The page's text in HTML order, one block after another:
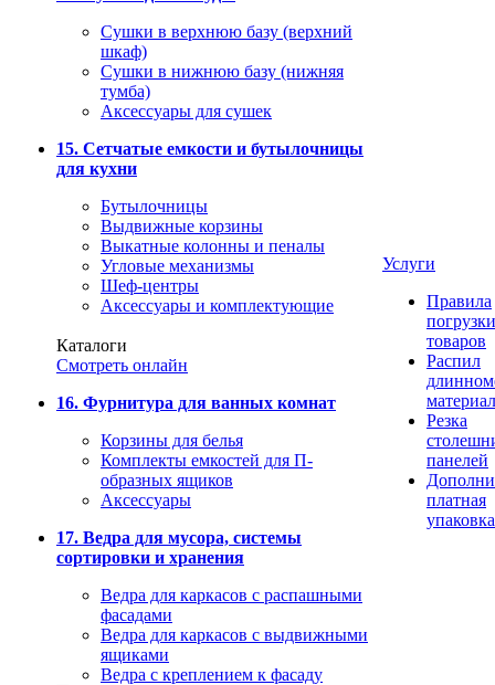
Сушки в верхнюю базу (верхний
шкаф)
Сушки в нижнюю базу (нижняя
тумба)
Аксессуары для сушек
15. Сетчатые емкости и бутылочницы
для кухни
Бутылочницы
Выдвижные корзины
Выкатные колонны и пеналы
Угловые механизмы
Шеф-центры
Аксессуары и комплектующие
Каталоги
Смотреть онлайн
16. Фурнитура для ванных комнат
Корзины для белья
Комплекты емкостей для П-
образных ящиков
Аксессуары
17. Ведра для мусора, системы
сортировки и хранения
Ведра для каркасов с распашными
фасадами
Ведра для каркасов с выдвижными
ящиками
Ведра с креплением к фасаду
Услуги
Правила
погрузки
товаров
Распил
Резка
панелей
платная
упаковка